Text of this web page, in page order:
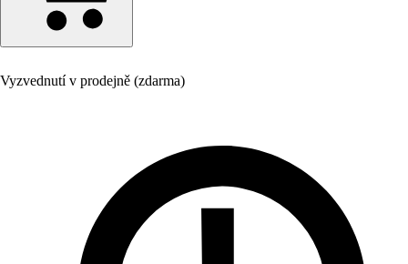
Vyzvednutí v prodejně (zdarma)